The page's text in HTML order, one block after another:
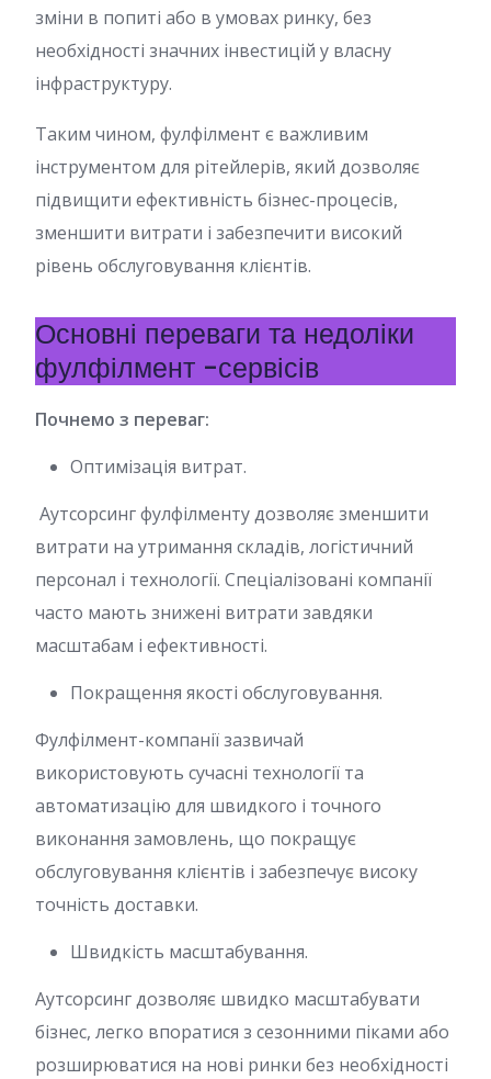
зміни в попиті або в умовах ринку, без
необхідності значних інвестицій у власну
інфраструктуру.
Таким чином, фулфілмент є важливим
інструментом для рітейлерів, який дозволяє
підвищити ефективність бізнес-процесів,
зменшити витрати і забезпечити високий
рівень обслуговування клієнтів.
Основні переваги та недоліки
фулфілмент -сервісів
Почнемо з переваг:
Оптимізація витрат.
Аутсорсинг фулфілменту дозволяє зменшити
витрати на утримання складів, логістичний
персонал і технології. Спеціалізовані компанії
часто мають знижені витрати завдяки
масштабам і ефективності.
Покращення якості обслуговування.
Фулфілмент-компанії зазвичай
використовують сучасні технології та
автоматизацію для швидкого і точного
виконання замовлень, що покращує
обслуговування клієнтів і забезпечує високу
точність доставки.
Швидкість масштабування.
Аутсорсинг дозволяє швидко масштабувати
бізнес, легко впоратися з сезонними піками або
розширюватися на нові ринки без необхідності